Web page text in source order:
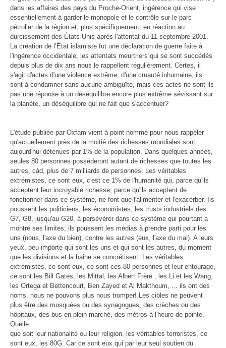
dans les affaires des pays du Proche-Orient, ingérence qui vise
essentiellement à garder le monopole et le contrôle sur le parc
pétrolier de la région et, plus spécifiquement, en réaction au
durcissement des États-Unis après l'attentat du 11 septembre 2001.
La création de l’État islamiste fut une déclaration de guerre faite à
l'ingérence occidentale, les attentats meurtriers qui se sont succédés
depuis plus de dix ans nous le rappellent régulièrement. Certes, il
s'agit d'actes d'une violence extrême, d'une cruauté inhumaine, ils
sont à condamner sans aucune ambiguïté, mais ces actes ne sont-ils
pas une réponse à un déséquilibre encore plus extrême sévissant sur
la planète, un déséquilibre qui ne fait que s'accentuer?
L'étude publiée par Oxfam vient à point nommé pour nous rappeler
qu'actuellement près de la moitié des richesses mondiales sont
aujourd'hui détenues par 1% de la population. Dans quelques années,
seules 80 personnes posséderont autant de richesses que toutes les
autres, càd, plus de 7 milliards de personnes. Les véritables
extrémistes, ce sont eux, c'est ce 1% de l'humanité qui, parce qu'ils
acceptent leur incroyable richesse, parce qu'ils acceptent de
fonctionner dans ce système, ne font que l'alimenter et l'exacerber. Ils
poussent les politiciens, les économistes, les trusts industriels des
G7, G8, jusqu'au G20, à persévérer dans ce système qui pourtant a
montré ses limites; ils poussent les médias à prendre parti pour les
uns (nous, l'axe du bien), contre les autres (eux, l'axe du mal). A leurs
yeux, peu importe qui sont les uns et qui sont les autres, du moment
que les divisions et la haine se concrétisent. Les véritables
extrémistes, ce sont eux, ce sont ces 80 personnes et leur entourage,
ce sont les Bill Gates, les Mittal, les Albert Frère , les Li et les Wang,
les Ortega et Bettencourt, Ben Zayed et Al Makthoum, ... ils ont des
noms, nous ne pouvons plus nous tromper! Les cibles ne peuvent
plus être des mosquées ou des synagogues, des crèches ou des
hôpitaux, des bus en plein marché, des métros à l'heure de pointe.
Quelle
que soit leur nationalité ou leur religion, les véritables terroristes, ce
sont eux, les 80G. Car ce sont eux qui par leur seul soutien du